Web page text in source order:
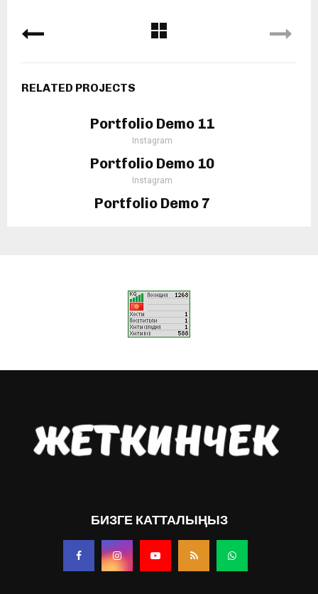
RELATED PROJECTS
Portfolio Demo 11
Instagram
Portfolio Demo 10
Instagram
Portfolio Demo 7
БИЗГЕ КАТТАЛЫҢЫЗ